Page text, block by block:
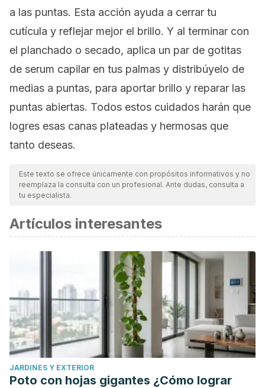
a las puntas. Esta acción ayuda a cerrar tu
cutícula y reflejar mejor el brillo. Y al terminar con
el planchado o secado, aplica un par de gotitas
de serum capilar en tus palmas y distribúyelo de
medias a puntas, para aportar brillo y reparar las
puntas abiertas. Todos estos cuidados harán que
logres esas canas plateadas y hermosas que
tanto deseas.
Este texto se ofrece únicamente con propósitos informativos y no
reemplaza la consulta con un profesional. Ante dudas, consulta a
tu especialista.
Artículos interesantes
JARDINES Y EXTERIOR
Poto con hojas gigantes ¿Cómo lograr